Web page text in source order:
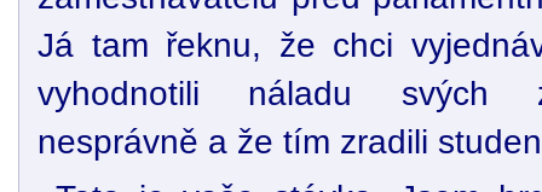
Já tam řeknu, že chci
vyhodnotili náladu svých
nesprávně a že tím zradili